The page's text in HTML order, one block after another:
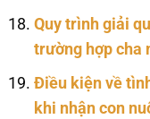
Quy trình giải
trường hợp cha
Điều kiện về
khi nhận con